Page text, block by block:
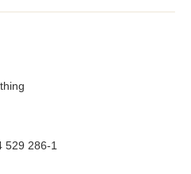
529 286-1